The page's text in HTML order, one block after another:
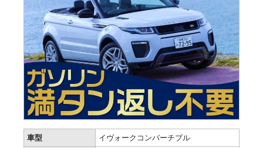
車型
イヴォークコンバーチブル